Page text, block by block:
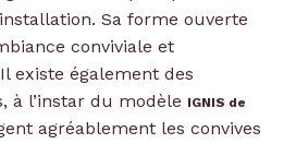
Sa forme ouverte
conviviale et
existe également des
à l’instar du modèle IGNIS de
agréablement les convives